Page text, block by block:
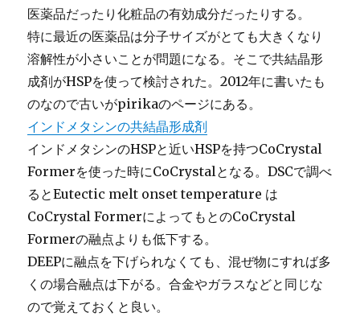
医薬品だったり化粧品の有効成分だったりする。
特に最近の医薬品は分子サイズがとても大きくなり
溶解性が小さいことが問題になる。そこで共結晶形
成剤がHSPを使って検討された。2012年に書いたも
のなので古いがpirikaのページにある。
インドメタシンの共結晶形成剤
インドメタシンのHSPと近いHSPを持つCoCrystal
Formerを使った時にCoCrystalとなる。DSCで調べ
るとEutectic melt onset temperature は
CoCrystal FormerによってもとのCoCrystal
Formerの融点よりも低下する。
DEEPに融点を下げられなくても、混ぜ物にすれば多
くの場合融点は下がる。合金やガラスなどと同じな
ので覚えておくと良い。